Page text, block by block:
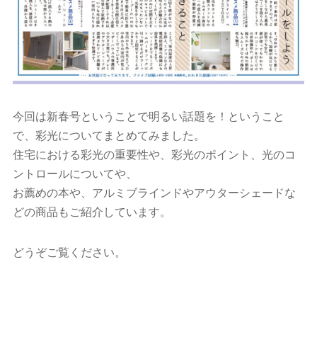
今回は新春号ということで明るい話題を！ということ
で、彩光についてまとめてみました。
住宅における彩光の重要性や、彩光のポイント、光のコ
ントロールについてや、
お薦めの本や、アルミブラインドやアウターシェードな
どの商品もご紹介しています。
どうぞご覧ください。